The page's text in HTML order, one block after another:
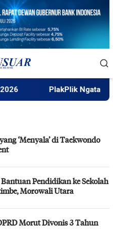
PlakPlik Ngataku
‘Menyala’ di Taekwondo
Pendidikan ke Sekolah
Morowali Utara
Morut Divonis 3 Tahun